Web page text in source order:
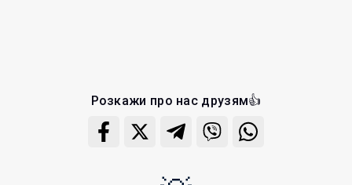
Розкажи про нас друзям👍